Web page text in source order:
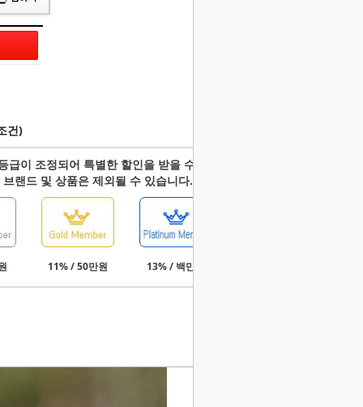
건)
급이 조정되어 특별한 할인을 받을 수 있습니다.
랜드 및 상품은 제외될 수 있습니다.
11% / 50만원 13% / 백만원